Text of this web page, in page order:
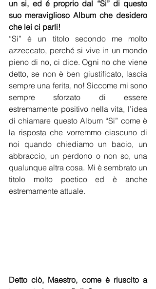
un si, ed é proprio dal “Si” di questo
suo meraviglioso Album che desidero
che lei ci parli!
“Si” è un titolo secondo me molto
azzeccato, perché si vive in un mondo
pieno di no, ci dice. Ogni no che viene
detto, se non è ben giustificato, lascia
sempre una ferita, no! Siccome mi sono
sempre sforzato di essere
estremamente positivo nella vita, l’idea
di chiamare questo Album “Si” come è
la risposta che vorremmo ciascuno di
noi quando chiediamo un bacio, un
abbraccio, un perdono o non so, una
qualunque altra cosa. Mi è sembrato un
titolo molto poetico ed è anche
estremamente attuale.
Detto ciò, Maestro, come è riuscito a